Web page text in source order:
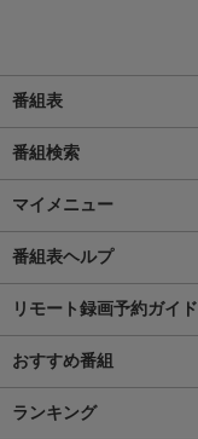
番組表
番組検索
マイメニュー
番組表ヘルプ
リモート録画予約ガイド
おすすめ番組
ランキング